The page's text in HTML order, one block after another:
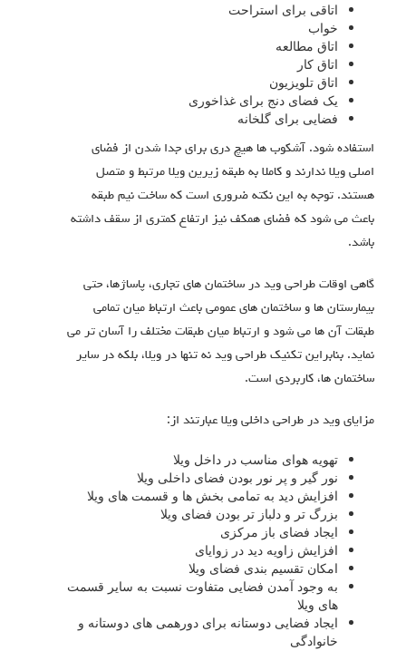
اتاقی برای استراحت
خواب
اتاق مطالعه
اتاق کار
اتاق تلویزیون
یک فضای دنج برای غذاخوری
فضایی برای گلخانه
استفاده شود. آشکوب ها هیچ دری برای جدا شدن از فضای
اصلی ویلا ندارند و کاملا به طبقه زیرین ویلا مرتبط و متصل
هستند. توجه به این نکته ضروری است که ساخت نیم طبقه
باعث می شود که فضای همکف نیز ارتفاع کمتری از سقف داشته
باشد.
گاهی اوقات طراحی وید در ساختمان های تجاری، پاساژها، حتی
بیمارستان ها و ساختمان های عمومی باعث ارتباط میان تمامی
طبقات آن ها می شود و ارتباط میان طبقات مختلف را آسان تر می
نماید. بنابراین تکنیک طراحی وید نه تنها در ویلا، بلکه در سایر
ساختمان ها، کاربردی است.
مزایای وید در طراحی داخلی ویلا عبارتند از:
تهویه هوای مناسب در داخل ویلا
نور گیر و پر نور بودن فضای داخلی ویلا
افزایش دید به تمامی بخش ها و قسمت های ویلا
بزرگ تر و دلباز تر بودن فضای ویلا
ایجاد فضای باز مرکزی
افزایش زاویه دید در زوایای
امکان تقسیم بندی فضای ویلا
به وجود آمدن فضایی متفاوت نسبت به سایر قسمت
های ویلا
ایجاد فضایی دوستانه برای دورهمی های دوستانه و
خانوادگی